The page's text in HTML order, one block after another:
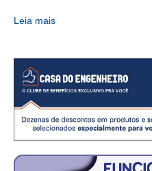
CRESCE BRASIL
CONSELHO TECNOLÓGICO
HISTÓRICO E ATUAÇÃO
Leia mais